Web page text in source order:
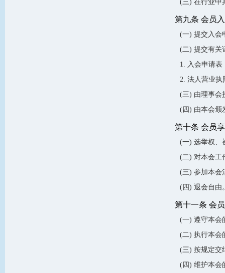
(三) 在行业中
第九条 会员
(一) 提交入会
(二) 提交有关
1. 入会申请表
2. 法人营业执
(三) 由理事会
(四) 由本会颁
第十条 会员
(一) 选举权、
(二) 对本会工
(三) 参加本会
(四) 退会自由
第十一条 会
(一) 遵守本会
(二) 执行本会
(三) 按规定交
(四) 维护本会